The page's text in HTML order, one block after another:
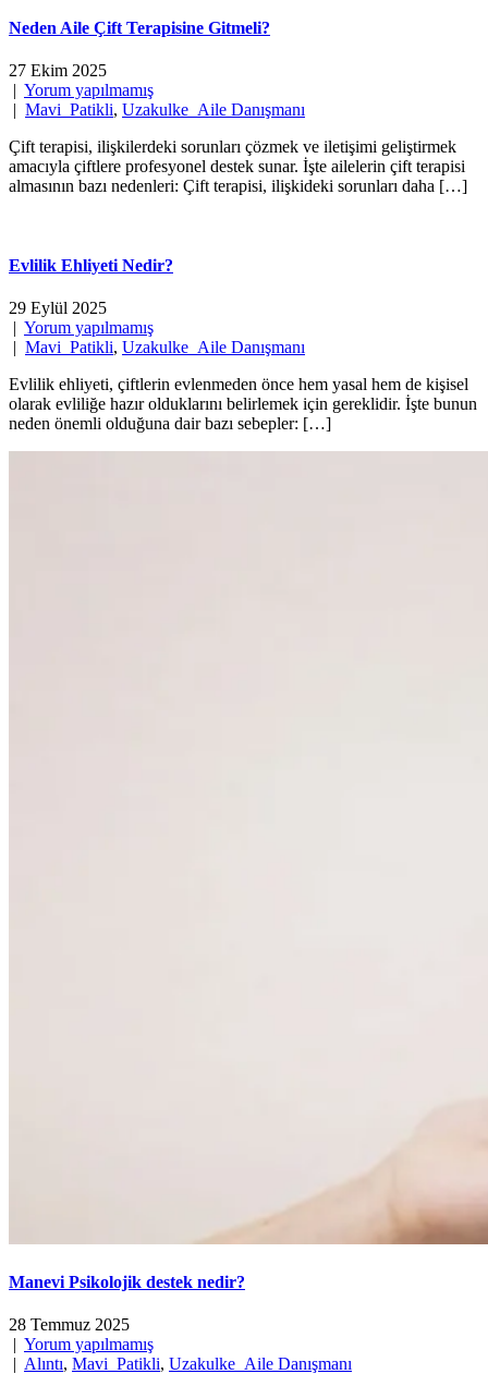
Neden Aile Çift Terapisine Gitmeli?
27 Ekim 2025
| Yorum yapılmamış
| Mavi_Patikli, Uzakulke_Aile Danışmanı
Çift terapisi, ilişkilerdeki sorunları çözmek ve iletişimi geliştirmek
amacıyla çiftlere profesyonel destek sunar. İşte ailelerin çift terapisi
almasının bazı nedenleri: Çift terapisi, ilişkideki sorunları daha […]
Evlilik Ehliyeti Nedir?
29 Eylül 2025
Yorum yapılmamış
Mavi_Patikli, Uzakulke_Aile Danışmanı
Evlilik ehliyeti, çiftlerin evlenmeden önce hem yasal hem de kişisel
olarak evliliğe hazır olduklarını belirlemek için gereklidir. İşte bunun
neden önemli olduğuna dair bazı sebepler: […]
Manevi Psikolojik destek nedir?
28 Temmuz 2025
| Yorum yapılmamış
| Alıntı, Mavi_Patikli, Uzakulke_Aile Danışmanı